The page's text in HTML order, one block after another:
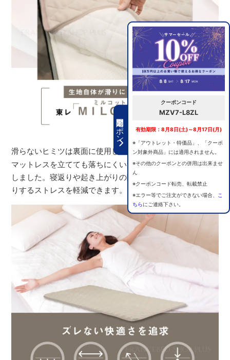
期間限定クーポン
クーポンコード
MZV7-L8ZL
有効期限：8月8日(土)～8月17日(月)
※「アウトレット・特価品」、「クーポ
ン対象外商品」には適用されません。
※その他のクーポンとの併用は出来ませ
ん
※クーポンコード転売、転載禁止
※エラー等でご注文ができない場合、
こ
ちらにご連絡下さい。
滑らないヒミツは裏面に使用した東レの「ミルコット®」。
マットレスを立てても落ちにくい驚異のズレにくさを実現
しました。寝返りや起き上がりの際に剥がれたり、ズレた
りするストレスを軽減できます。